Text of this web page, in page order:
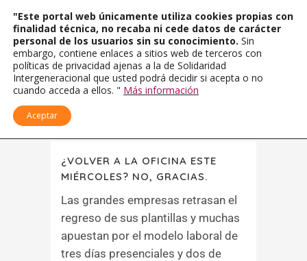
¿VOLVER A LA OFICINA ESTE
MIÉRCOLES? NO, GRACIAS.
Las grandes empresas retrasan el
regreso de sus plantillas y muchas
apuestan por el modelo laboral de
tres días presenciales y dos de
"Este portal web únicamente utiliza cookies propias con
finalidad técnica, no recaba ni cede datos de carácter
personal de los usuarios sin su conocimiento. Sin
embargo, contiene enlaces a sitios web de terceros con
políticas de privacidad ajenas a la de Solidaridad
Intergeneracional que usted podrá decidir si acepta o no
cuando acceda a ellos. " Más información
Aceptar